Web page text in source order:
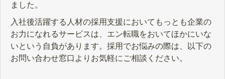
ました。
入社後活躍する人材の採用支援においてもっとも企業の
お力になれるサービスは、エン転職をおいてほかにいな
いという自負があります。採用でお悩みの際は、以下の
お問い合わせ窓口よりお気軽にご相談ください。